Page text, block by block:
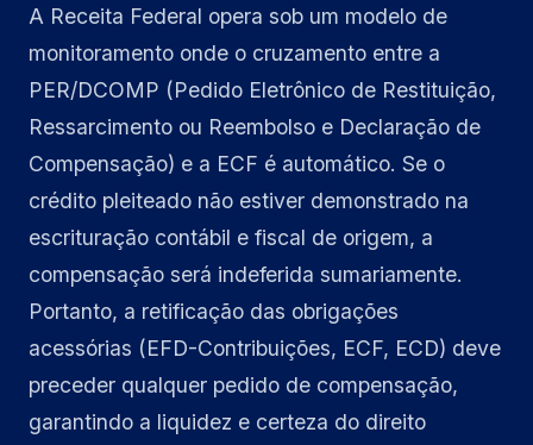
A Receita Federal opera sob um modelo de
monitoramento onde o cruzamento entre a
PER/DCOMP (Pedido Eletrônico de Restituição,
Ressarcimento ou Reembolso e Declaração de
Compensação) e a ECF é automático. Se o
crédito pleiteado não estiver demonstrado na
escrituração contábil e fiscal de origem, a
compensação será indeferida sumariamente.
Portanto, a retificação das obrigações
acessórias (EFD-Contribuições, ECF, ECD) deve
preceder qualquer pedido de compensação,
garantindo a liquidez e certeza do direito